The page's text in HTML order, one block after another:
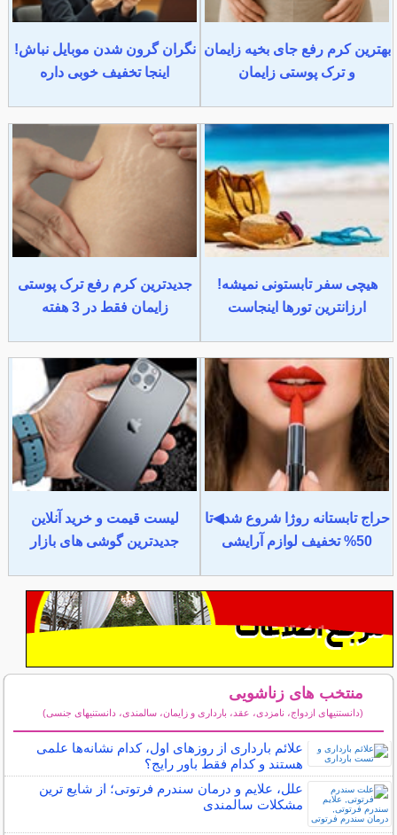
بهترین کرم رفع جای بخیه زایمان
و ترک پوستی زایمان
نگران گرون شدن موبایل نباش!
اینجا تخفیف خوبی داره
هیچی سفر تابستونی نمیشه!
ارزانترین تورها اینجاست
جدیدترین کرم رفع ترک پوستی
زایمان فقط در 3 هفته
حراج تابستانه روژا شروع شد◀تا
50% تخفیف لوازم آرایشی
لیست قیمت و خرید آنلاین
جدیدترین گوشی های بازار
منتخب های زناشویی
(دانستنیهای ازدواج، نامزدی، عقد، بارداری و زایمان، سالمندی، دانستنیهای جنسی)
علائم بارداری از روزهای اول، کدام نشانه‌ها علمی
هستند و کدام فقط باور رایج؟
علل، علایم و درمان سندرم فرتوتی؛ از شایع ترین
مشکلات سالمندی